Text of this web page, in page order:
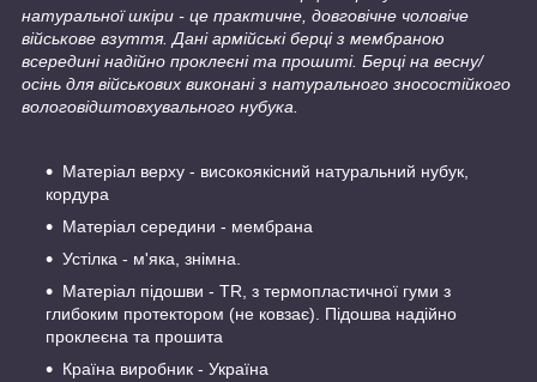
натуральної шкіри - це практичне, довговічне чоловіче
військове взуття. Дані армійські берці з мембраною
всередині надійно проклеєні та прошиті. Берці на весну/
осінь для військових виконані з натурального зносостійкого
вологовідштовхувального нубука.
Матеріал верху - високоякісний натуральний нубук,
кордура
Матеріал середини - мембрана
Устілка - м'яка, знімна.
Матеріал підошви - TR, з термопластичної гуми з
глибоким протектором (не ковзає). Підошва надійно
проклеєна та прошита
Країна виробник - Україна